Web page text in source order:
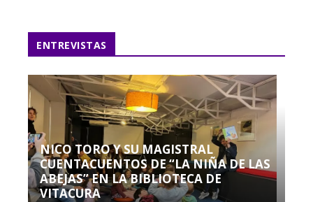
ENTREVISTAS
NICO TORO Y SU MAGISTRAL
CUENTACUENTOS DE “LA NIÑA DE LAS
ABEJAS” EN LA BIBLIOTECA DE
VITACURA